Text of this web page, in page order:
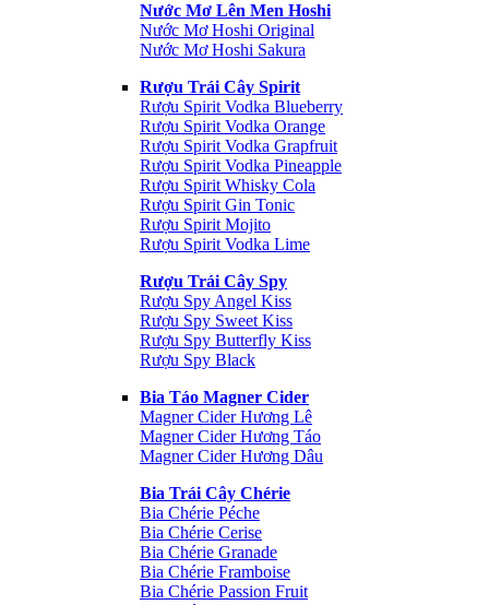
Nước Mơ Lên Men Hoshi
Nước Mơ Hoshi Original
Nước Mơ Hoshi Sakura
Rượu Trái Cây Spirit
Rượu Spirit Vodka Blueberry
Rượu Spirit Vodka Orange
Rượu Spirit Vodka Grapfruit
Rượu Spirit Vodka Pineapple
Rượu Spirit Whisky Cola
Rượu Spirit Gin Tonic
Rượu Spirit Mojito
Rượu Spirit Vodka Lime
Rượu Trái Cây Spy
Rượu Spy Angel Kiss
Rượu Spy Sweet Kiss
Rượu Spy Butterfly Kiss
Rượu Spy Black
Bia Táo Magner Cider
Magner Cider Hương Lê
Magner Cider Hương Táo
Magner Cider Hương Dâu
Bia Trái Cây Chérie
Bia Chérie Péche
Bia Chérie Cerise
Bia Chérie Granade
Bia Chérie Framboise
Bia Chérie Passion Fruit